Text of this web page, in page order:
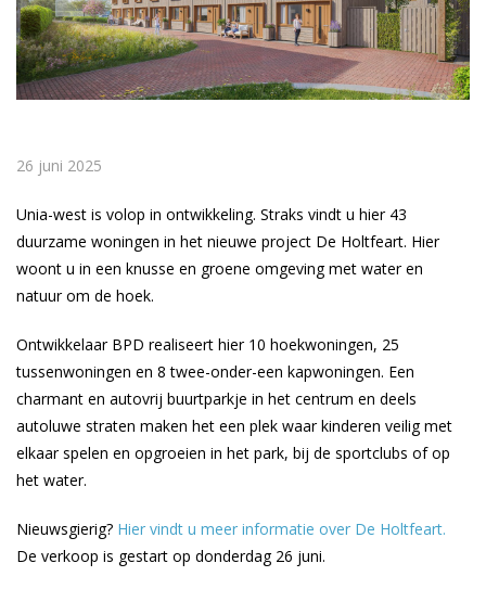
26 juni 2025
Unia-west is volop in ontwikkeling. Straks vindt u hier 43
duurzame woningen in het nieuwe project De Holtfeart. Hier
woont u in een knusse en groene omgeving met water en
natuur om de hoek.
Ontwikkelaar BPD realiseert hier 10 hoekwoningen, 25
tussenwoningen en 8 twee-onder-een kapwoningen. Een
charmant en autovrij buurtparkje in het centrum en deels
autoluwe straten maken het een plek waar kinderen veilig met
elkaar spelen en opgroeien in het park, bij de sportclubs of op
het water.
Nieuwsgierig? Hier vindt u meer informatie over De Holtfeart.
De verkoop is gestart op donderdag 26 juni.